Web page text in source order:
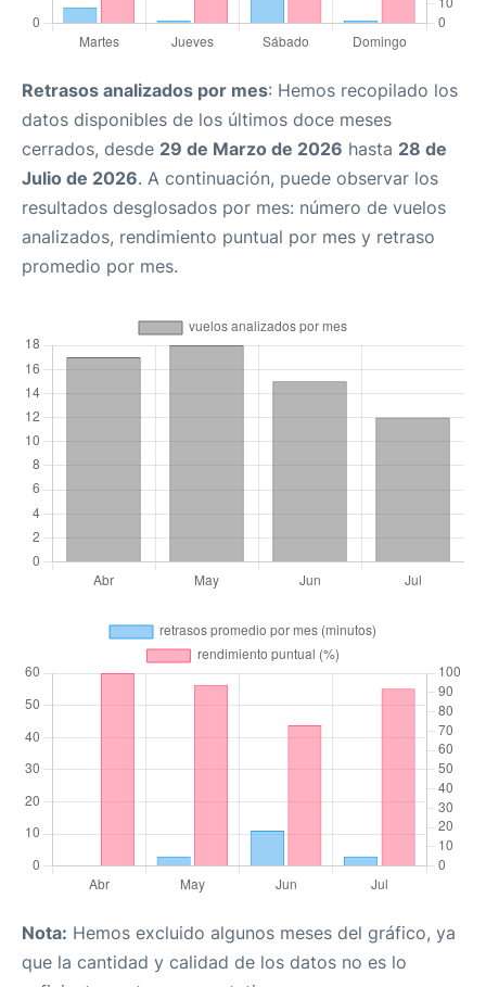
Retrasos analizados por mes: Hemos recopilado los
datos disponibles de los últimos doce meses
cerrados, desde 29 de Marzo de 2026 hasta 28 de
Julio de 2026. A continuación, puede observar los
resultados desglosados por mes: número de vuelos
analizados, rendimiento puntual por mes y retraso
promedio por mes.
Nota: Hemos excluido algunos meses del gráfico, ya
que la cantidad y calidad de los datos no es lo